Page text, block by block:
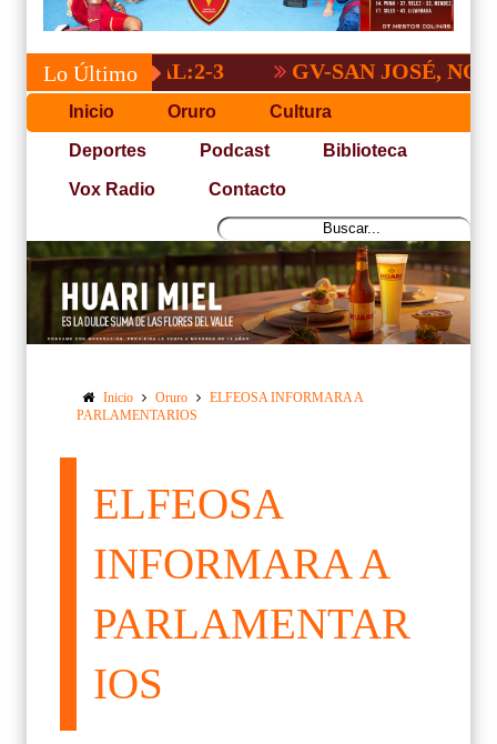
Lo Último GV-SAN JOSÉ, NO PUDO
Inicio Oruro Cultura
Deportes Podcast Biblioteca
Vox Radio Contacto
Inicio Oruro
ELFEOSA INFORMARA A
PARLAMENTARIOS
ELFEOSA
INFORMARA A
PARLAMENTAR
IOS